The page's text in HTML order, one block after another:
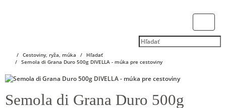
Cestoviny, ryža, múka
Hľadať
Semola di Grana Duro 500g DIVELLA - múka pre cestoviny
Semola di Grana Duro 500g